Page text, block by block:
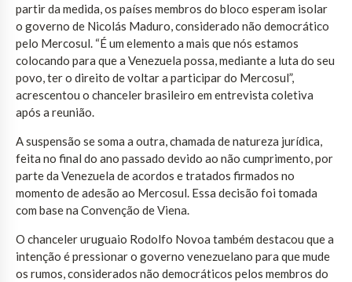
partir da medida, os países membros do bloco esperam isolar
o governo de Nicolás Maduro, considerado não democrático
pelo Mercosul. “É um elemento a mais que nós estamos
colocando para que a Venezuela possa, mediante a luta do seu
povo, ter o direito de voltar a participar do Mercosul”,
acrescentou o chanceler brasileiro em entrevista coletiva
após a reunião.
A suspensão se soma a outra, chamada de natureza jurídica,
feita no final do ano passado devido ao não cumprimento, por
parte da Venezuela de acordos e tratados firmados no
momento de adesão ao Mercosul. Essa decisão foi tomada
com base na Convenção de Viena.
O chanceler uruguaio Rodolfo Novoa também destacou que a
intenção é pressionar o governo venezuelano para que mude
os rumos, considerados não democráticos pelos membros do